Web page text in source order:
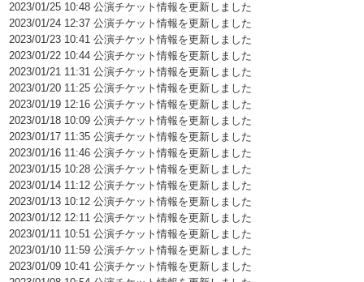
2023/01/25 10:48 公演チケット情報を更新しました
2023/01/24 12:37 公演チケット情報を更新しました
2023/01/23 10:41 公演チケット情報を更新しました
2023/01/22 10:44 公演チケット情報を更新しました
2023/01/21 11:31 公演チケット情報を更新しました
2023/01/20 11:25 公演チケット情報を更新しました
2023/01/19 12:16 公演チケット情報を更新しました
2023/01/18 10:09 公演チケット情報を更新しました
2023/01/17 11:35 公演チケット情報を更新しました
2023/01/16 11:46 公演チケット情報を更新しました
2023/01/15 10:28 公演チケット情報を更新しました
2023/01/14 11:12 公演チケット情報を更新しました
2023/01/13 10:12 公演チケット情報を更新しました
2023/01/12 12:11 公演チケット情報を更新しました
2023/01/11 10:51 公演チケット情報を更新しました
2023/01/10 11:59 公演チケット情報を更新しました
2023/01/09 10:41 公演チケット情報を更新しました